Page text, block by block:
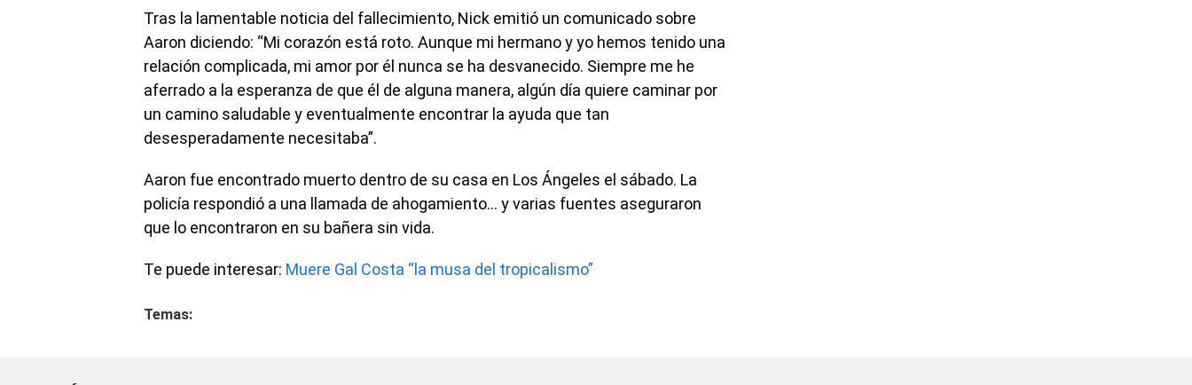
Tras la lamentable noticia del fallecimiento, Nick emitió un comunicado sobre
Aaron diciendo: “Mi corazón está roto. Aunque mi hermano y yo hemos tenido una
relación complicada, mi amor por él nunca se ha desvanecido. Siempre me he
aferrado a la esperanza de que él de alguna manera, algún día quiere caminar por
un camino saludable y eventualmente encontrar la ayuda que tan
desesperadamente necesitaba”.
Aaron fue encontrado muerto dentro de su casa en Los Ángeles el sábado. La
policía respondió a una llamada de ahogamiento… y varias fuentes aseguraron
que lo encontraron en su bañera sin vida.
Te puede interesar: Muere Gal Costa “la musa del tropicalismo”
Temas: